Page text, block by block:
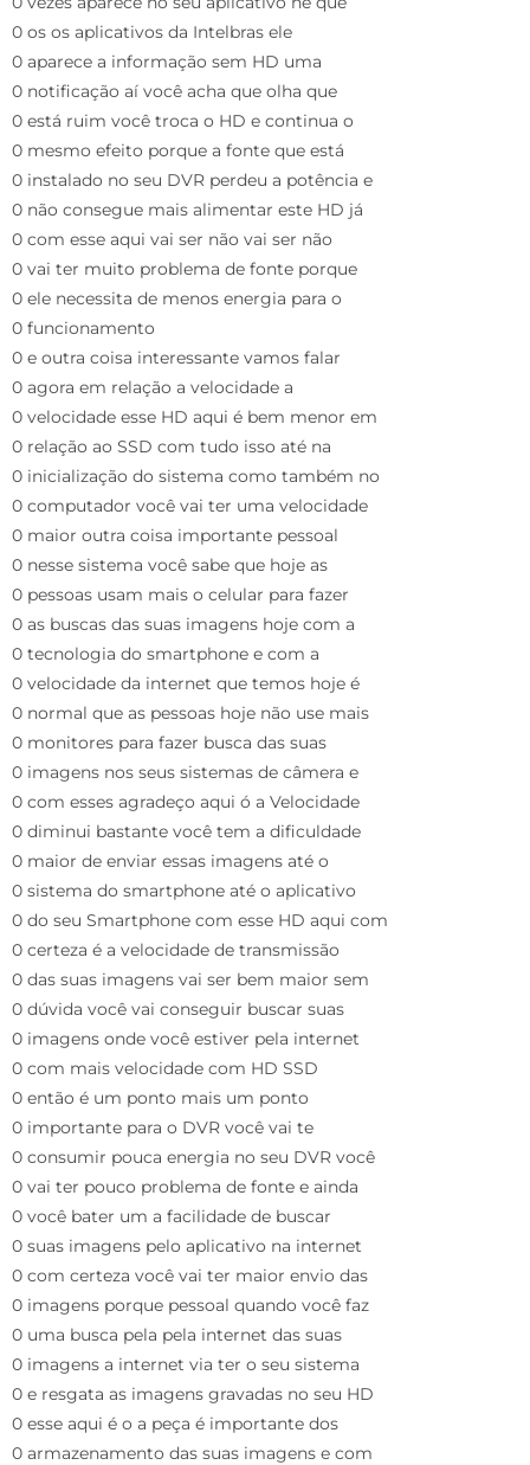
0 os os aplicativos da Intelbras ele
0 aparece a informação sem HD uma
0 notificação aí você acha que olha que
0 está ruim você troca o HD e continua o
0 mesmo efeito porque a fonte que está
0 instalado no seu DVR perdeu a potência e
0 não consegue mais alimentar este HD já
0 com esse aqui vai ser não vai ser não
0 vai ter muito problema de fonte porque
0 ele necessita de menos energia para o
0 funcionamento
0 e outra coisa interessante vamos falar
0 agora em relação a velocidade a
0 velocidade esse HD aqui é bem menor em
0 relação ao SSD com tudo isso até na
0 inicialização do sistema como também no
0 computador você vai ter uma velocidade
0 maior outra coisa importante pessoal
0 nesse sistema você sabe que hoje as
0 pessoas usam mais o celular para fazer
0 as buscas das suas imagens hoje com a
0 tecnologia do smartphone e com a
0 velocidade da internet que temos hoje é
0 normal que as pessoas hoje não use mais
0 monitores para fazer busca das suas
0 imagens nos seus sistemas de câmera e
0 com esses agradeço aqui ó a Velocidade
0 diminui bastante você tem a dificuldade
0 maior de enviar essas imagens até o
0 sistema do smartphone até o aplicativo
0 do seu Smartphone com esse HD aqui com
0 certeza é a velocidade de transmissão
0 das suas imagens vai ser bem maior sem
0 dúvida você vai conseguir buscar suas
0 imagens onde você estiver pela internet
0 com mais velocidade com HD SSD
0 então é um ponto mais um ponto
0 importante para o DVR você vai te
0 consumir pouca energia no seu DVR você
0 vai ter pouco problema de fonte e ainda
0 você bater um a facilidade de buscar
0 suas imagens pelo aplicativo na internet
0 com certeza você vai ter maior envio das
0 imagens porque pessoal quando você faz
0 uma busca pela pela internet das suas
0 imagens a internet via ter o seu sistema
0 e resgata as imagens gravadas no seu HD
0 esse aqui é o a peça é importante dos
0 armazenamento das suas imagens e com